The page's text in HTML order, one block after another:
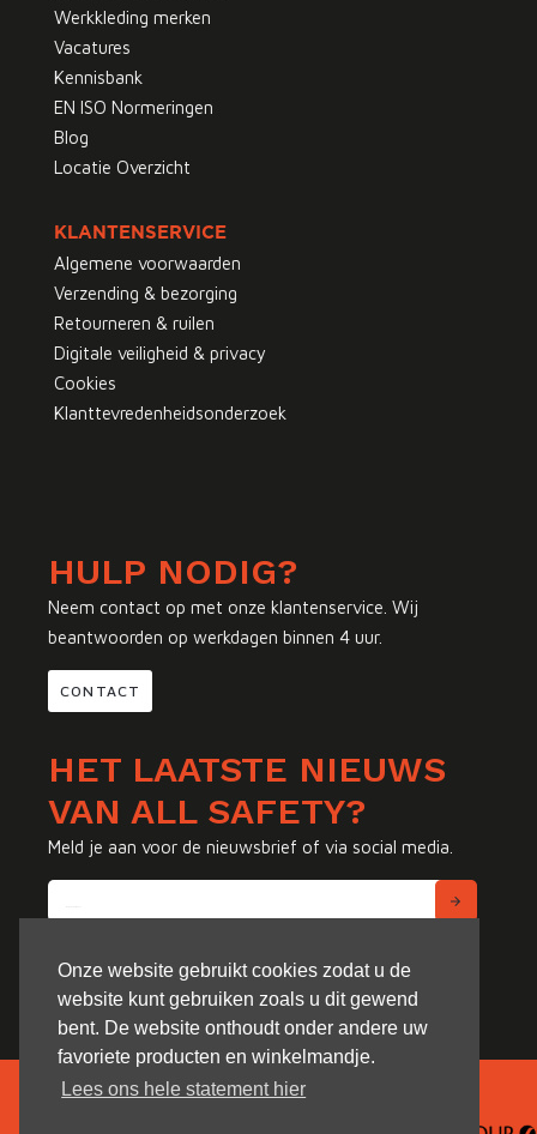
Onze website gebruikt cookies zodat u de
website kunt gebruiken zoals u dit gewend
bent. De website onthoudt onder andere uw
favoriete producten en winkelmandje.
Lees ons hele statement hier
Werkkleding merken
Vacatures
Kennisbank
EN ISO Normeringen
Blog
Locatie Overzicht
KLANTENSERVICE
Algemene voorwaarden
Verzending & bezorging
Retourneren & ruilen
Digitale veiligheid & privacy
Cookies
Klanttevredenheidsonderzoek
HULP NODIG?
Neem contact op met onze klantenservice. Wij
beantwoorden op werkdagen binnen 4 uur.
CONTACT
HET LAATSTE NIEUWS
VAN ALL SAFETY?
Meld je aan voor de nieuwsbrief of via social media.